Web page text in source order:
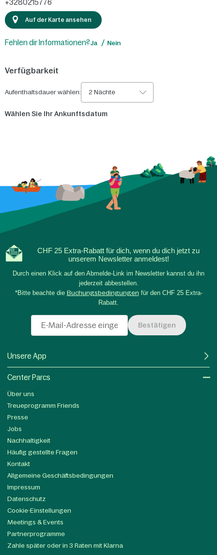
+3280215776
Auf der Karte ansehen
Fehlen dir Informationen?Ja Nein
Verfügbarkeit
Aufenthaltsdauer wählen: 2 Nächte
Wählen Sie Ihr Ankunftsdatum
CHF 25 Extra-Rabatt für dich, wenn du dich jetzt zu
unserem Newsletter anmeldest!
Durch einen Klick auf den Abmelde-Link im Newsletter kannst du ihn
jederzeit abbestellen.
*Bitte beachte die Buchungsbedingungen für den CHF 25 Extra-
Rabatt.
Bestätigen
Unsere App
Center Parcs
Über uns
Treueprogramm Friends
Presse
Jobs
Nachhaltigkeit
Häufig gestellte Fragen
Kontakt
Allgemeine Geschäftsbedingungen
Impressum
Datenschutz
Cookie-Einstellungen
Meetings & Events
Partnerprogramme
Zahle später oder in 3 Raten mit Klarna